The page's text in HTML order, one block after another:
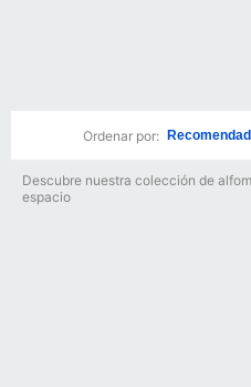
Ordenar por:
Descubre nuestra colección de
espacio